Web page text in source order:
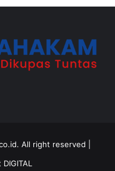
All right reserved |